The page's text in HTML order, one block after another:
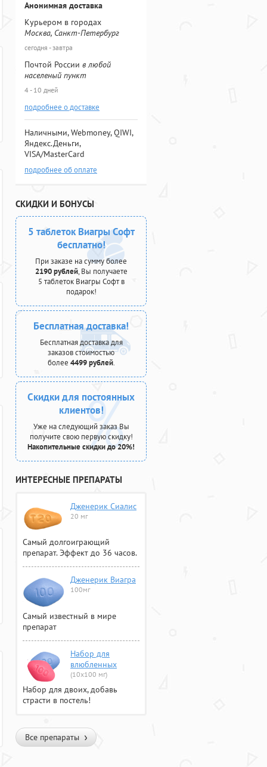
Анонимная доставка
Курьером в городах
Москва, Санкт-Петербург
сегодня - завтра
Почтой России в любой
населеный пункт
4 - 10 дней
подробнее о доставке
Наличными, Webmoney, QIWI,
Яндекс.Деньги,
VISA/MasterCard
подробнее об оплате
СКИДКИ И БОНУСЫ
5 таблеток Виагры Софт
бесплатно!
При заказе на сумму более
2190 рублей, Вы получаете
5 таблеток Виагры Софт в
подарок!
Бесплатная доставка!
Бесплатная доставка для
заказов стоимостью
более 4499 рублей.
Скидки для постоянных
клиентов!
Уже на следующий заказ Вы
получите свою первую скидку!
Накопительные скидки до 20%!
ИНТЕРЕСНЫЕ ПРЕПАРАТЫ
Дженерик Сиалис
20 мг
Самый долгоиграющий
препарат. Эффект до 36 часов.
Дженерик Виагра
100мг
Самый известный в мире
препарат
Набор для
влюбленных
(10х100 мг)
Набор для двоих, добавь
страсти в постель!
Все препараты